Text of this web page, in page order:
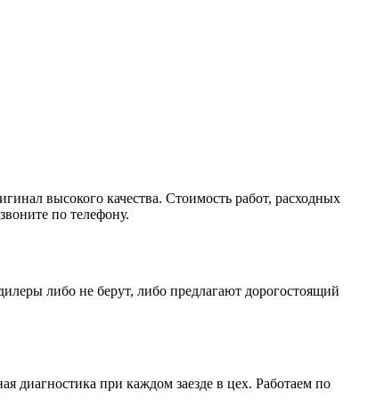
высокого качества. Стоимость работ, расходных
по телефону.
либо не берут, либо предлагают дорогостоящий
диагностика при каждом заезде в цех. Работаем по